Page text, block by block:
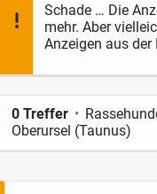
Schade … Die
mehr. Aber
Anzeigen aus der
0 Treffer
Oberursel (Taunus)